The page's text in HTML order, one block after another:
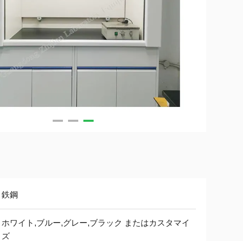
鉄鋼
ホワイト,ブルー,グレー,ブラック またはカスタマイ
ズ